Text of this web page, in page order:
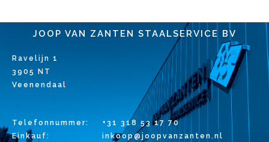
JOOP VAN ZANTEN STAALSERVICE BV
Ravelijn 1
3905 NT
Veenendaal
Telefonnummer:
Einkauf:
+31 318 53 17 70
inkoop@joopvanzanten.nl